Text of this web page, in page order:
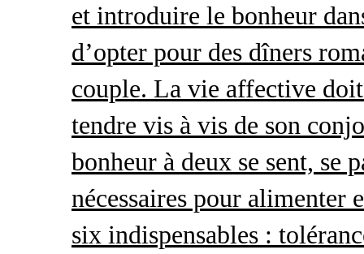
et introduire le bonheur
d’opter pour des dîners
couple. La vie affective
tendre vis à vis de son
bonheur à deux se sent, se
nécessaires pour alimenter
six indispensables :